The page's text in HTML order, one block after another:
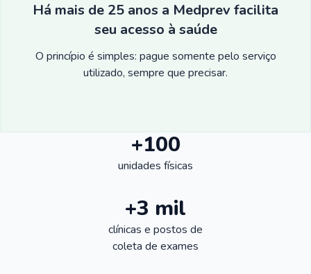
Há mais de 25 anos a Medprev facilita
seu acesso à saúde
O princípio é simples: pague somente pelo serviço
utilizado, sempre que precisar.
+100
unidades físicas
+3 mil
clínicas e postos de
coleta de exames